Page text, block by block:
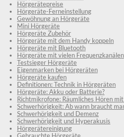
Hörgerätepreise
Hörgeräte-Ferneinstellung
Gewöhnung an Hörgeräte
Mini Hörgeräte
Hörgeräte Zubehör
Hörgeräte mit dem Handy koppeln
Hörgeräte mit Bluetooth
Hörgeräte mit vielen Frequenzkanälen
Testsieger Hörgeräte
Eigenmarken bei Hörgeräten
Hörgeräte kaufen
Definitionen: Technik in Hörgeräten
Hörgeräte: Akku oder Batterie?
Richtmikrofone: Räumliches Hören
Schwerhörigkeit: Ab wann braucht
Schwerhörigkeit und Demenz
Schwerhörigkeit und Hyperakusis
Hörgerätereinigung